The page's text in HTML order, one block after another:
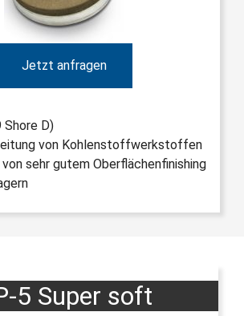
Jetzt anfragen
Shore D)
von Kohlenstoffwerkstoffen
von sehr gutem Oberflächenfinishing
5 Super soft